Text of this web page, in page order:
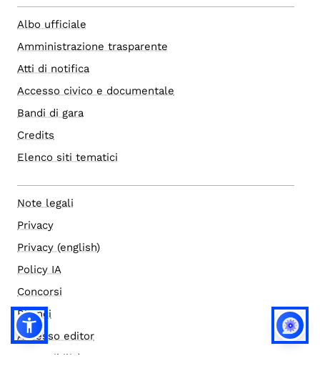
Albo ufficiale
Amministrazione trasparente
Atti di notifica
Accesso civico e documentale
Bandi di gara
Credits
Elenco siti tematici
Note legali
Privacy
Privacy (english)
Policy IA
Concorsi
Bilanci
Accesso editor
Accessibilità